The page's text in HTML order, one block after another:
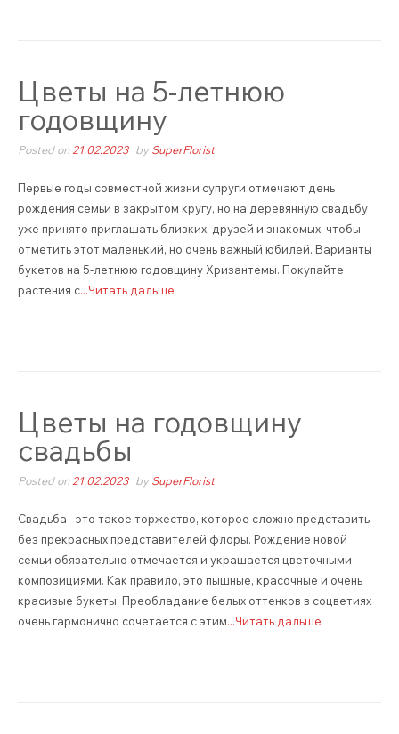
Цветы на 5-летнюю
годовщину
Posted on21.02.2023 by SuperFlorist
Первые годы совместной жизни супруги отмечают день
рождения семьи в закрытом кругу, но на деревянную свадьбу
уже принято приглашать близких, друзей и знакомых, чтобы
отметить этот маленький, но очень важный юбилей. Варианты
букетов на 5-летнюю годовщину Хризантемы. Покупайте
растения с...Читать дальше
Цветы на годовщину
свадьбы
Posted on21.02.2023 by SuperFlorist
Свадьба - это такое торжество, которое сложно представить
без прекрасных представителей флоры. Рождение новой
семьи обязательно отмечается и украшается цветочными
композициями. Как правило, это пышные, красочные и очень
красивые букеты. Преобладание белых оттенков в соцветиях
очень гармонично сочетается с этим...Читать дальше